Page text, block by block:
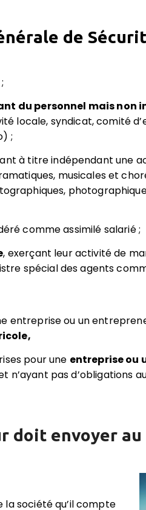
de
;
du personnel mais non
locale, syndicat, comité
;
à titre indépendant une
musicales et
comme assimilé salarié ;
, exerçant leur activité de
spécial des agents
entreprise ou un
pour une entreprise ou
n’ayant pas d’obligations
doit envoyer au
la société qu’il compte